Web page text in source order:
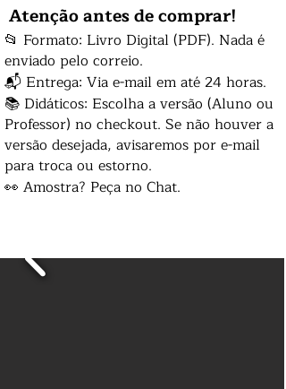
Atenção antes de comprar!
📂 Formato: Livro Digital (PDF). Nada é
enviado pelo correio.
📬 Entrega: Via e-mail em até 24 horas.
📚 Didáticos: Escolha a versão (Aluno ou
Professor) no checkout. Se não houver a
versão desejada, avisaremos por e-mail
para troca ou estorno.
👀 Amostra? Peça no Chat.